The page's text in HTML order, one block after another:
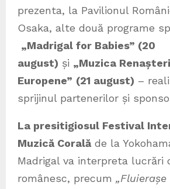
prezenta, la Pavilionul
Osaka, alte două programe
„Madrigal for Babies” (20
august) și „Muzica
Europene” (21 august) –
sprijinul partenerilor și
La presitigiosul Festival
Muzică Coralăde la
Madrigal va interpreta lucrări
românesc, precum „Fluierașe